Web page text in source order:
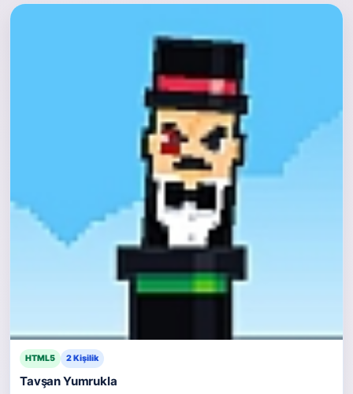
HTML5 2 Kişilik
Tavşan Yumrukla